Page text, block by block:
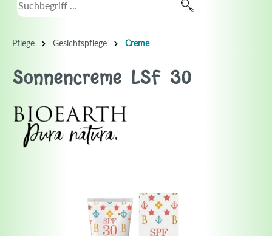
Pflege Gesichtspflege Creme
Sonnencreme LSF 30